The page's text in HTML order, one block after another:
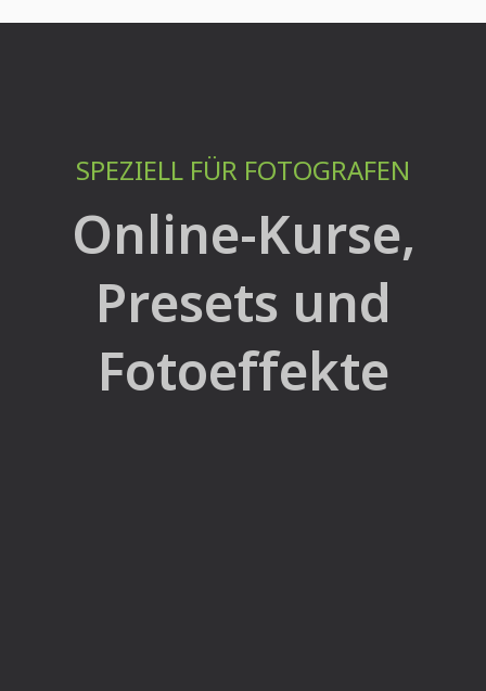
SPEZIELL FÜR FOTOGRAFEN
Online-Kurse,
Presets und
Fotoeffekte